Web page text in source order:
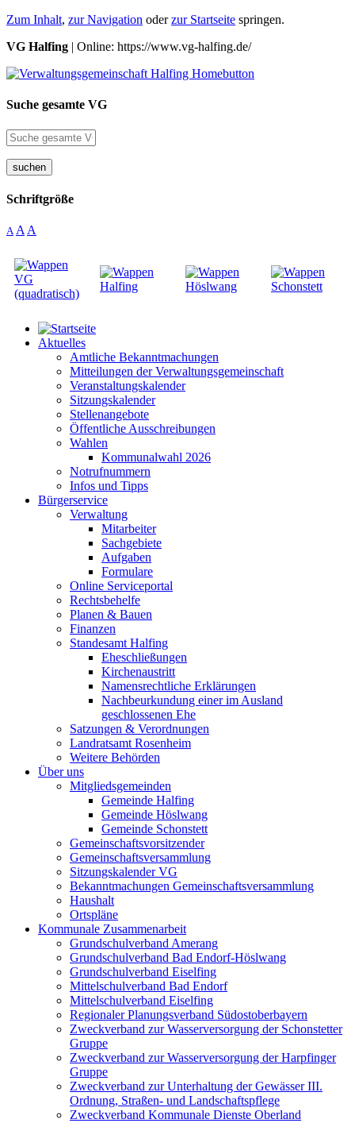
Zum Inhalt, zur Navigation oderzur Startseite springen.
VG Halfing | Online: https://www.vg-halfing.de/
Suche gesamte VG
suchen
Schriftgröße
A A A
Aktuelles
Amtliche Bekanntmachungen
Mitteilungen der Verwaltungsgemeinschaft
Veranstaltungskalender
Sitzungskalender
Stellenangebote
Öffentliche Ausschreibungen
Wahlen
Kommunalwahl 2026
Notrufnummern
Infos und Tipps
Bürgerservice
Verwaltung
Mitarbeiter
Sachgebiete
Aufgaben
Formulare
Online Serviceportal
Rechtsbehelfe
Planen & Bauen
Finanzen
Standesamt Halfing
Eheschließungen
Kirchenaustritt
Namensrechtliche Erklärungen
Nachbeurkundung einer im Ausland
geschlossenen Ehe
Satzungen & Verordnungen
Landratsamt Rosenheim
Weitere Behörden
Über uns
Mitgliedsgemeinden
Gemeinde Halfing
Gemeinde Höslwang
Gemeinde Schonstett
Gemeinschaftsvorsitzender
Gemeinschaftsversammlung
Sitzungskalender VG
Bekanntmachungen Gemeinschaftsversammlung
Haushalt
Ortspläne
Kommunale Zusammenarbeit
Grundschulverband Amerang
Grundschulverband Bad Endorf-Höslwang
Grundschulverband Eiselfing
Mittelschulverband Bad Endorf
Mittelschulverband Eiselfing
Regionaler Planungsverband Südostoberbayern
Zweckverband zur Wasserversorgung der Schonstetter
Gruppe
Zweckverband zur Wasserversorgung der Harpfinger
Gruppe
Zweckverband zur Unterhaltung der Gewässer III.
Ordnung, Straßen- und Landschaftspflege
Zweckverband Kommunale Dienste Oberland